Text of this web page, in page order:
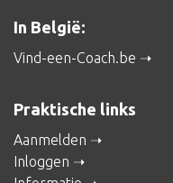
In België:
Vind-een-Coach.be
Praktische links
Aanmelden
Inloggen